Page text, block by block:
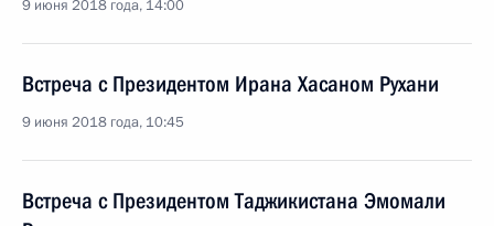
9 июня 2018 года, 14:00
Встреча с Президентом Ирана Хасаном Рухани
9 июня 2018 года, 10:45
Встреча с Президентом Таджикистана Эмомали